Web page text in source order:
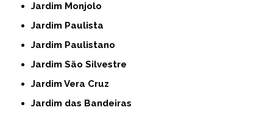
Jardim Monjolo
Jardim Paulista
Jardim Paulistano
Jardim São Silvestre
Jardim Vera Cruz
Jardim das Bandeiras